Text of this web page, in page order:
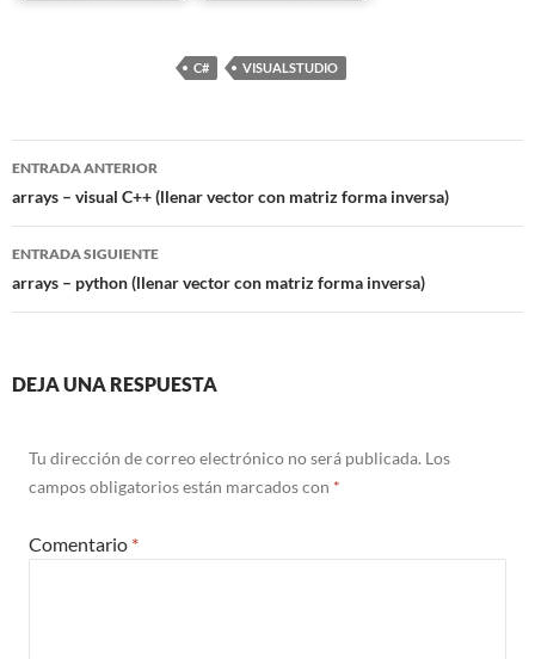
C# VISUALSTUDIO
Navegación
de
entradas
ENTRADA ANTERIOR
arrays – visual C++ (llenar vector con matriz forma inversa)
ENTRADA SIGUIENTE
arrays – python (llenar vector con matriz forma inversa)
DEJA UNA RESPUESTA
Tu dirección de correo electrónico no será publicada. Los
campos obligatorios están marcados con *
Comentario *